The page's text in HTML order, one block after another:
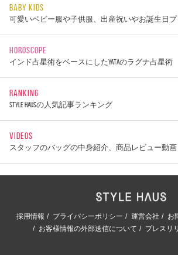
BABY KIDS
可愛いベビー服や子供服、出産祝いやお誕生日プ
HOROSCOPE
インド占星術をベースにしたYATAのラグナ占星術
RANKING
STYLE HAUSの人気記事ランキング
VIDEOS
スタッフのバッグの中身紹介、商品レビュー動画
採用情報 プライバシーポリシー 運営会社 お
お客様情報の外部送信について
プレスリ